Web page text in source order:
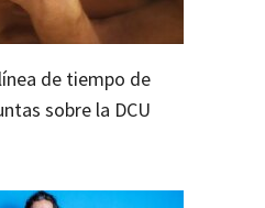
de tiempo de
sobre la DCU